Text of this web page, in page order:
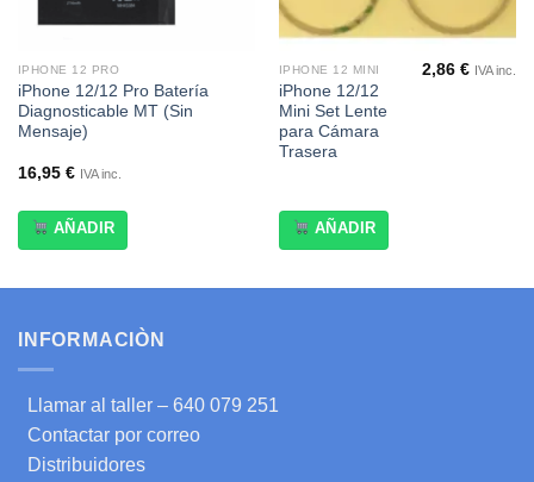
IPHONE 12 PRO
iPhone 12/12 Pro Batería
Diagnosticable MT (Sin
Mensaje)
16,95 € IVA inc.
AÑADIR
IPHONE 12 MINI
iPhone 12/12
Mini Set Lente
para Cámara
Trasera
2,86€ IVA inc.
AÑADIR
INFORMACIÒN
Llamar al taller – 640 079 251
Contactar por correo
Distribuidores